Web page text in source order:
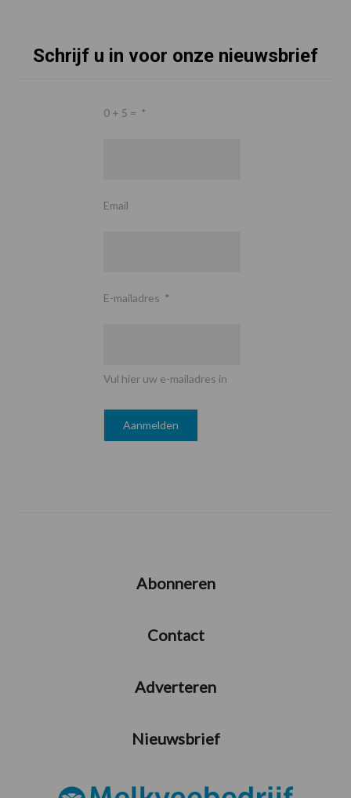
Schrijf u in voor onze nieuwsbrief
0 + 5 = *
Email
E-mailadres *
Vul hier uw e-mailadres in
Abonneren
Contact
Adverteren
Nieuwsbrief